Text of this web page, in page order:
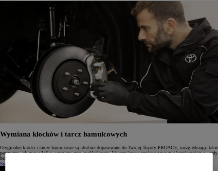
Wymiana klocków i tarcz hamulcowych
Oryginalne klocki i tarcze hamulcowe są idealnie dopasowane do Twojej Toyoty PROACE, uwzględniając takie
parametry, jak moc silnika, wymiary auta, rozkład masy. Ich regularna wymiana zapewnia bezpieczeństwo jazdy
bez względu na warunki drogowe czy temperaturę.
Sprawdź cenę